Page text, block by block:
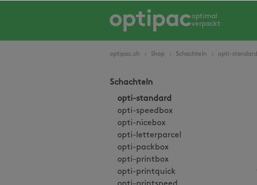
Zur Hauptnavigation springen
optimal
verpackt
optipac.ch Shop Schachteln opti-standard
Schachteln
opti-standard
opti-speedbox
opti-nicebox
opti-letterparcel
opti-packbox
opti-printbox
opti-printquick